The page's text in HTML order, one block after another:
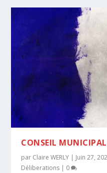
CONSEIL
par Claire WERLY | Juin 27,
Déliberations | 0